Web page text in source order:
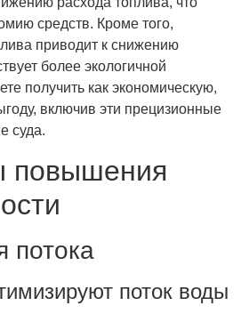
средств. Кроме того,
приводит к снижению
более экологичной
получить как экономическую,
включив эти прецизионные
суда.
повышения
потока
поток воды